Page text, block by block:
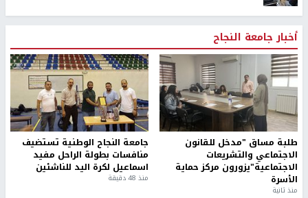
أخبار جامعة النجاح
طلبة مساق "مدخل للقانون
الاجتماعي والتشريعات
الاجتماعية"يزورون مركز حماية
الأسرة
منذ ثانية
جامعة النجاح الوطنية تستضيف
منافسات بطولة الراحل مفيد
اسماعيل لكرة اليد للناشئين
منذ 48 دقيقة